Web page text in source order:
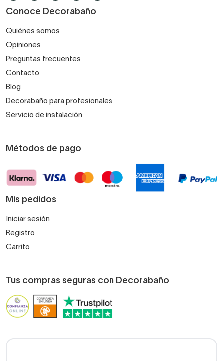
Conoce Decorabaño
Quiénes somos
Opiniones
Preguntas frecuentes
Contacto
Blog
Decorabaño para profesionales
Servicio de instalación
Métodos de pago
Mis pedidos
Iniciar sesión
Registro
Carrito
Tus compras seguras con Decorabaño